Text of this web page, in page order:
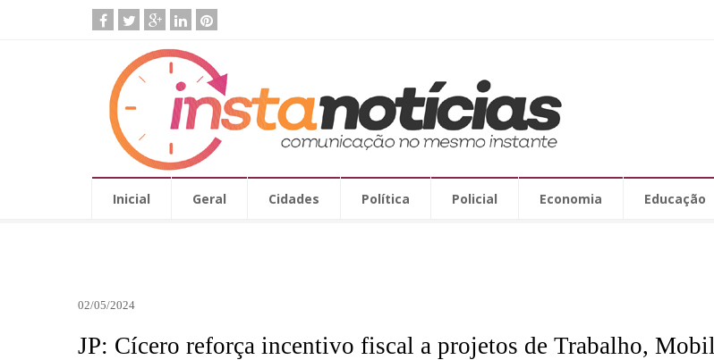
Inicial Geral Cidades Política Policial Economia Educação
02/05/2024
JP: Cícero reforça incentivo fiscal a projetos de Trabalho,